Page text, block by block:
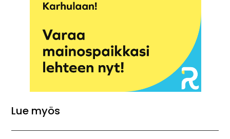
Lue myös